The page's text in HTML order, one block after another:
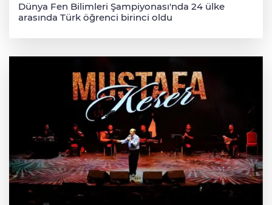
Dünya Fen Bilimleri Şampiyonası'nda 24 ülke
arasında Türk öğrenci birinci oldu